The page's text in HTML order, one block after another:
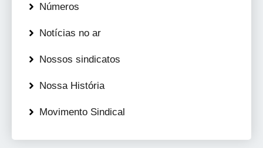
Números
Notícias no ar
Nossos sindicatos
Nossa História
Movimento Sindical